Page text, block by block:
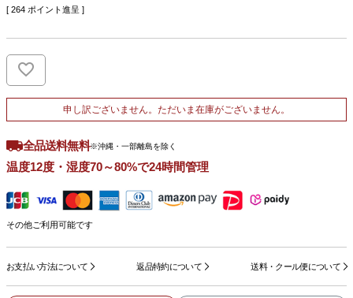
[ 264 ポイント進呈 ]
申し訳ございません。ただいま在庫がございません。
全品送料無料※沖縄・一部離島を除く
温度12度・湿度70～80%で24時間管理
その他ご利用可能です
お支払い方法について 返品特約について 送料・クール便について